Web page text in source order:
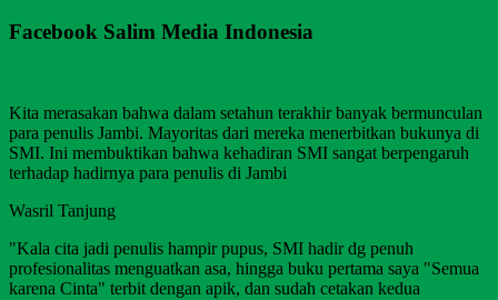
Facebook Salim Media Indonesia
Kita merasakan bahwa dalam setahun terakhir banyak bermunculan
para penulis Jambi. Mayoritas dari mereka menerbitkan bukunya di
SMI. Ini membuktikan bahwa kehadiran SMI sangat berpengaruh
terhadap hadirnya para penulis di Jambi
Wasril Tanjung
"Kala cita jadi penulis hampir pupus, SMI hadir dg penuh
profesionalitas menguatkan asa, hingga buku pertama saya "Semua
karena Cinta" terbit dengan apik, dan sudah cetakan kedua